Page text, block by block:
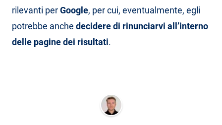
rilevanti perGoogle, per cui, eventualmente, egli
potrebbe anche decidere di rinunciarvi all’interno
delle pagine dei risultati.